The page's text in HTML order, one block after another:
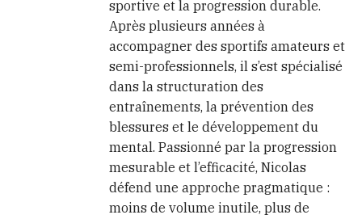
sportive et la progression durable.
Après plusieurs années à
accompagner des sportifs amateurs et
semi-professionnels, il s’est spécialisé
dans la structuration des
entraînements, la prévention des
blessures et le développement du
mental. Passionné par la progression
mesurable et l’efficacité, Nicolas
défend une approche pragmatique :
moins de volume inutile, plus de